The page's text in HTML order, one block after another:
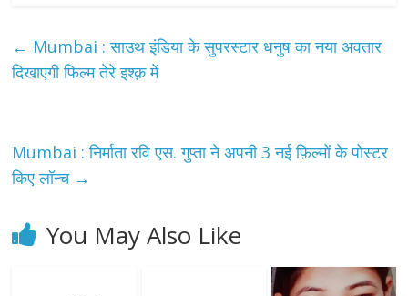
← Mumbai : साउथ इंडिया के सुपरस्टार धनुष का नया अवतार
दिखाएगी फिल्म तेरे इश्क़ में
Mumbai : निर्माता रवि एस. गुप्ता ने अपनी 3 नई फ़िल्मों के पोस्टर
किए लॉन्च →
You May Also Like